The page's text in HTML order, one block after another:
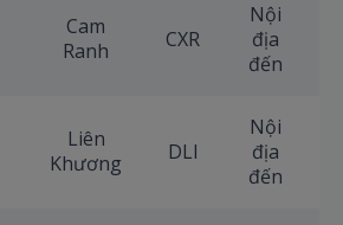
Cam
Ranh
CXR
Nội
địa
đến
Liên
Khương
DLI
Nội
địa
đến